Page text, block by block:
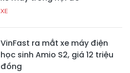
XE
VinFast ra mắt xe máy điện
học sinh Amio S2, giá 12 triệu
đồng